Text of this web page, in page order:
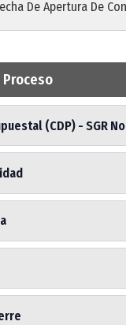
De Apertura De
(CDP) - SGR